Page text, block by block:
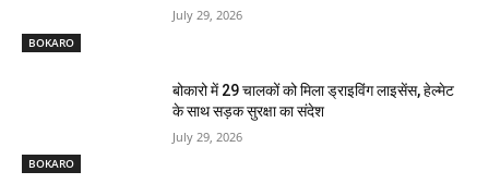
BOKARO
July 29, 2026
BOKARO
बोकारो में 29 चालकों को मिला ड्राइविंग लाइसेंस, हेल्मेट
के साथ सड़क सुरक्षा का संदेश
July 29, 2026